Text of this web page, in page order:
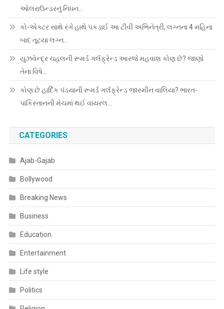
ઓલરાઉન્ડરનું નિધન…
કો-એક્ટર સાથે રંગે હાથે પકડાઈ આ ટીવી અભિનેત્રી, લગ્નના 4 મહિના
બાદ તૂટયા લગ્ન…
યુઝવેન્દ્ર ચહલની રૂમર્ડ ગર્લફ્રેન્ડ આરજે મહવાશ કોણ છે? જાણો
તેના વિષે…
કોણ છે હાર્દિક પંડયાની રૂમર્ડ ગર્લફ્રેન્ડ જાસ્મીન વાલિયા? ભારત-
પાકિસ્તાનની મેચમાં થઈ વાયરલ…
CATEGORIES
Ajab-Gajab
Bollywood
Breaking News
Business
Education
Entertainment
Life style
Politics